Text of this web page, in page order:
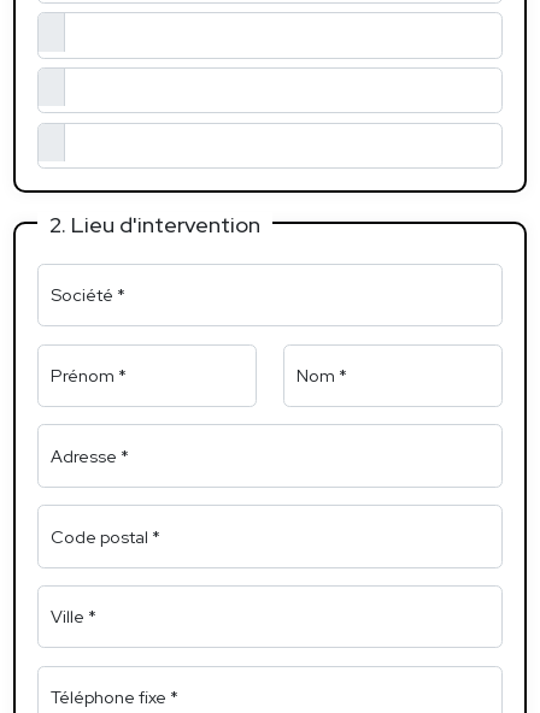
2. Lieu d'intervention
Société *
Prénom * Nom *
Adresse *
Code postal *
Ville *
Téléphone fixe *